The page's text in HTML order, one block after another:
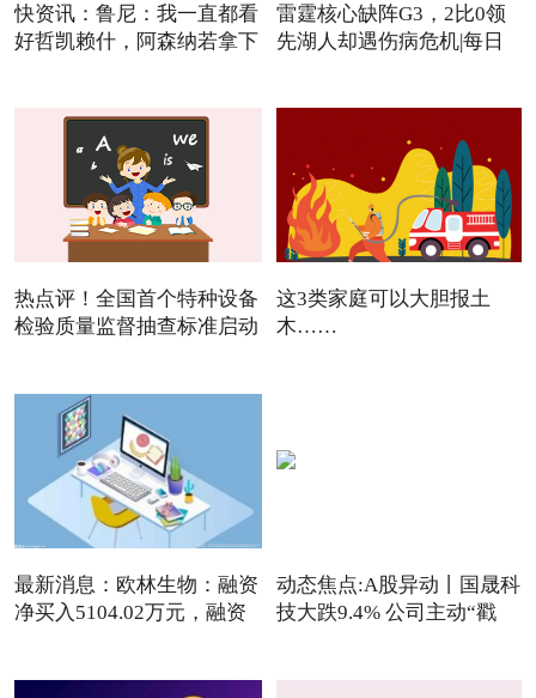
快资讯：鲁尼：我一直都看
好哲凯赖什，阿森纳若拿下
雷霆核心缺阵G3，2比0领
先湖人却遇伤病危机|每日
热点评！全国首个特种设备
检验质量监督抽查标准启动
这3类家庭可以大胆报土
木……
最新消息：欧林生物：融资
净买入5104.02万元，融资
动态焦点:A股异动丨国晟科
技大跌9.4% 公司主动“戳